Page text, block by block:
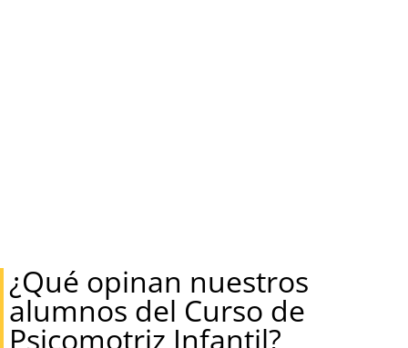
¿Qué opinan nuestros
alumnos del Curso de
Psicomotriz Infantil?